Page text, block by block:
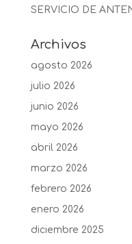
SERVICIO DE
Archivos
agosto 2026
julio 2026
junio 2026
mayo 2026
abril 2026
marzo 2026
febrero 2026
enero 2026
diciembre 2025